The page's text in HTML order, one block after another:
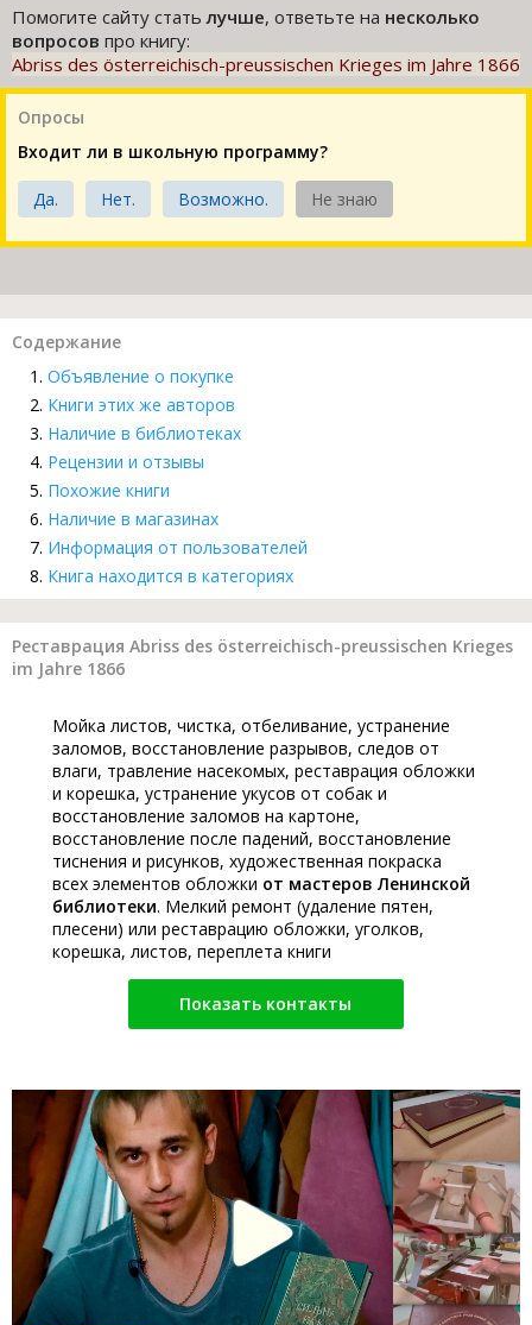
Помогите сайту статьлучше, ответьте на несколько
вопросов про книгу:
Abriss des österreichisch-preussischen Krieges im Jahre 1866
Опросы
Входит ли в школьную программу?
Да. Нет. Возможно. Не знаю
Содержание
Объявление о покупке
Книги этих же авторов
Наличие в библиотеках
Рецензии и отзывы
Похожие книги
Наличие в магазинах
Информация от пользователей
Книга находится в категориях
Реставрация Abriss des österreichisch-preussischen Krieges
im Jahre 1866
Мойка листов, чистка, отбеливание, устранение
заломов, восстановление разрывов, следов от
влаги, травление насекомых, реставрация обложки
и корешка, устранение укусов от собак и
восстановление заломов на картоне,
восстановление после падений, восстановление
тиснения и рисунков, художественная покраска
всех элементов обложки от мастеров Ленинской
библиотеки. Мелкий ремонт (удаление пятен,
плесени) или реставрацию обложки, уголков,
корешка, листов, переплета книги
Показать контакты